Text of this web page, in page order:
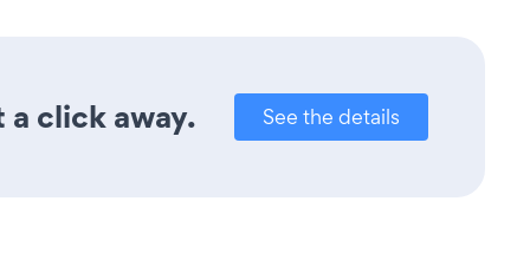
click away. See the details